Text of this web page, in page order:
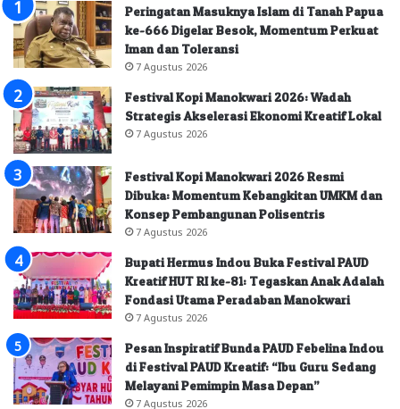
Peringatan Masuknya Islam di Tanah Papua
ke-666 Digelar Besok, Momentum Perkuat
Iman dan Toleransi
7 Agustus 2026
Festival Kopi Manokwari 2026: Wadah
Strategis Akselerasi Ekonomi Kreatif Lokal
7 Agustus 2026
Festival Kopi Manokwari 2026 Resmi
Dibuka: Momentum Kebangkitan UMKM dan
Konsep Pembangunan Polisentris
7 Agustus 2026
Bupati Hermus Indou Buka Festival PAUD
Kreatif HUT RI ke-81: Tegaskan Anak Adalah
Fondasi Utama Peradaban Manokwari
7 Agustus 2026
Pesan Inspiratif Bunda PAUD Febelina Indou
di Festival PAUD Kreatif: “Ibu Guru Sedang
Melayani Pemimpin Masa Depan”
7 Agustus 2026